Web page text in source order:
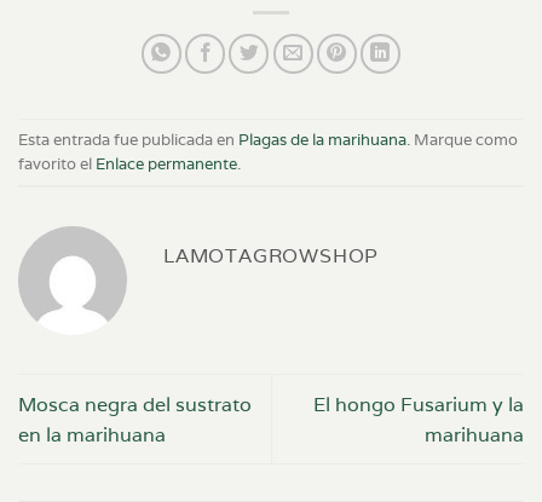
Esta entrada fue publicada en Plagas de la marihuana. Marque como
favorito el Enlace permanente.
LAMOTAGROWSHOP
Mosca negra del sustrato
en la marihuana
El hongo Fusarium y la
marihuana